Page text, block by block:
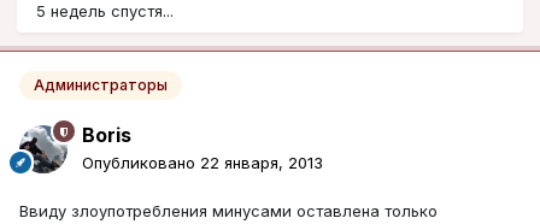
5 недель спустя...
Администраторы
Boris
Опубликовано 22 января, 2013
Ввиду злоупотребления минусами оставлена только